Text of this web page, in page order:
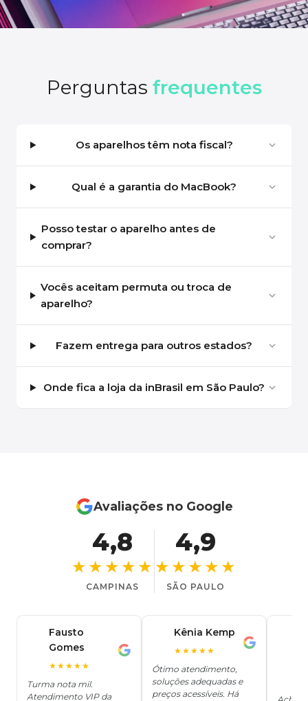
Perguntas frequentes
Os aparelhos têm nota fiscal?
Qual é a garantia do MacBook?
Posso testar o aparelho antes de
comprar?
Vocês aceitam permuta ou troca de
aparelho?
Fazem entrega para outros estados?
Onde fica a loja da inBrasil em São Paulo?
Avaliações no Google
4,8
★★★★★
CAMPINAS
4,9
★★★★★
SÃO PAULO
Fausto
Gomes
★★★★★
Turma nota mil.
Atendimento VIP da
Kênia Kemp
★★★★★
Ótimo atendimento,
soluções adequadas e
preços acessíveis. Há